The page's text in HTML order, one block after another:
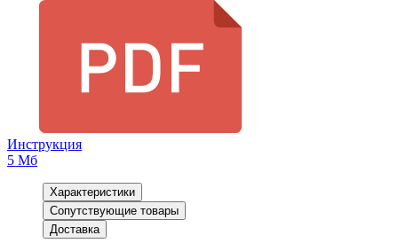
Инструкция
5 Мб
Характеристики
Сопутствующие товары
Доставка